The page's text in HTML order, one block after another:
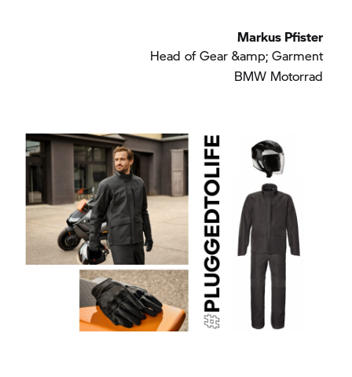
Markus Pfister
Head of Gear &amp; Garment
BMW Motorrad